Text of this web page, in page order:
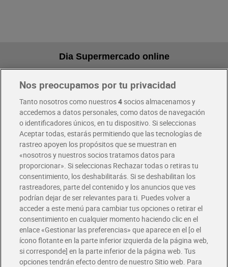
Dia Supermercado online
Pide hoy, recibe hoy
Envío gratis por compras superiores a 100€
Envío estandar por 4,99€
Glovo y Uber Eats
Solicita tu factura de Glovo o Uber Eats
Únete al CLUB Dia
Disfruta las ventajas y ofertas exclusivas.
Descárgate la APP Dia
Folletos y Tiendas
Descubre las mejores ofertas y busca tu tienda más cercana
Nos preocupamos por tu privacidad
Tanto nosotros como nuestros4socios almacenamos y
accedemos a datos personales, como datos de navegación
o identificadores únicos, en tu dispositivo. Si seleccionas
Aceptar todas, estarás permitiendo que las tecnologías de
rastreo apoyen los propósitos que se muestran en
«nosotros y nuestros socios tratamos datos para
proporcionar». Si seleccionas Rechazar todas o retiras tu
consentimiento, los deshabilitarás. Si se deshabilitan los
rastreadores, parte del contenido y los anuncios que ves
podrían dejar de ser relevantes para ti. Puedes volver a
acceder a este menú para cambiar tus opciones o retirar el
consentimiento en cualquier momento haciendo clic en el
enlace «Gestionar las preferencias» que aparece en el [o el
ícono flotante en la parte inferior izquierda de la página web,
si corresponde] en la parte inferior de la página web. Tus
opciones tendrán efecto dentro de nuestro Sitio web. Para